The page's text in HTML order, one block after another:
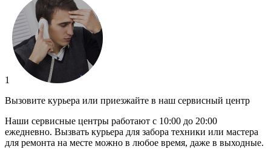
1
Вызовите курьера или приезжайте в наш сервисный центр
Наши сервисные центры работают с 10:00 до 20:00
ежедневно. Вызвать курьера для забора техники или мастера
для ремонта на месте можно в любое время, даже в выходные.